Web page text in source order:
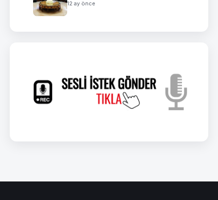
12 ay önce